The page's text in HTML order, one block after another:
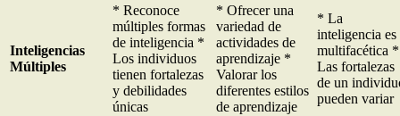
Inteligencias
Múltiples
* Reconoce
múltiples formas
de inteligencia *
Los individuos
tienen fortalezas
y debilidades
únicas
* Ofrecer una
variedad de
actividades de
aprendizaje *
Valorar los
diferentes estilos
de aprendizaje
* La
inteligencia es
multifacética *
Las fortalezas
de un
pueden variar